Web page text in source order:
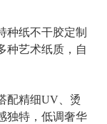
种纸不干胶定制
种艺术纸质，自
配精细UV、烫
独特，低调奢华